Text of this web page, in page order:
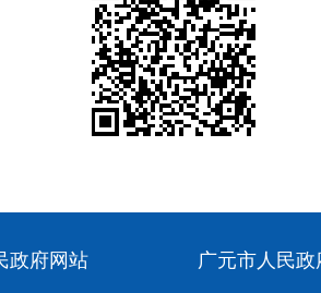
政府网站 广元市人民